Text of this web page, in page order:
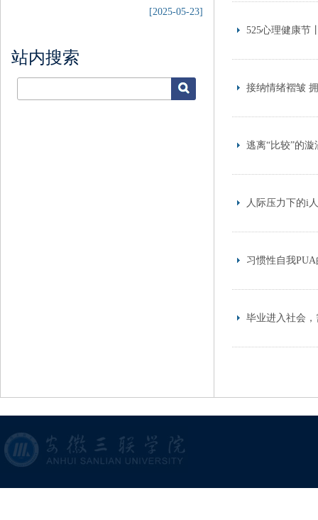
[2025-05-23]
站内搜索
525心理健康节
接纳情绪褶皱
逃离“比较”的
人际压力下的i
习惯性自我
毕业进入社会